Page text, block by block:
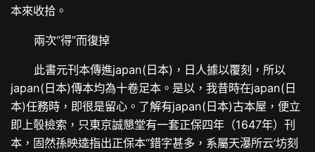
本來收拾。
兩次“得”而復掉
此書元刊本傳進japan(日本)，日人據以覆刻，所以
japan(日本)傳本均為十卷足本。是以，我昔時在japan(日
本)任務時，即很是留心。了解有japan(日本)古本屋，便立
即上彀檢索，只東京誠懇堂有一套正保四年（1647年）刊
本，固然孫映逵指出正保本“錯字甚多，系屬天瀑所云‘坊刻